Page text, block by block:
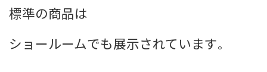
標準の商品は
ショールームでも展示されています。